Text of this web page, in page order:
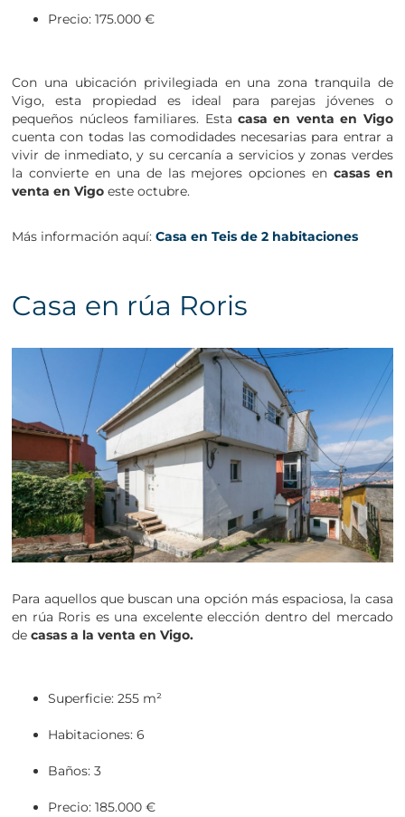
Precio: 175.000 €
Con una ubicación privilegiada en una zona tranquila de
Vigo, esta propiedad es ideal para parejas jóvenes o
pequeños núcleos familiares. Esta casa en venta en Vigo
cuenta con todas las comodidades necesarias para entrar a
vivir de inmediato, y su cercanía a servicios y zonas verdes
la convierte en una de las mejores opciones en casas en
venta en Vigo este octubre.
Más información aquí:Casa en Teis de 2 habitaciones
Casa en rúa Roris
Para aquellos que buscan una opción más espaciosa, la casa
en rúa Roris es una excelente elección dentro del mercado
decasas a la venta en Vigo.
Superficie: 255 m²
Habitaciones: 6
Baños: 3
Precio: 185.000 €